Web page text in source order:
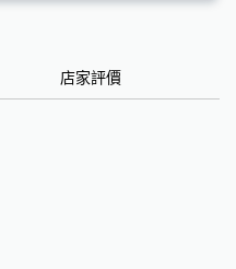
店家評價